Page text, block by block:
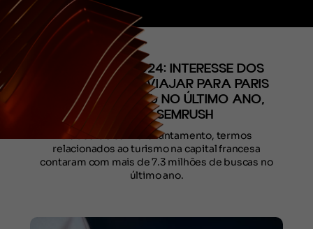
(CONTEÚDO)
OLIMPÍADAS 2024: INTERESSE DOS
BRASILEIROS EM VIAJAR PARA PARIS
AUMENTA 18.73% NO ÚLTIMO ANO,
APONTA SEMRUSH
De acordo com o levantamento, termos
relacionados ao turismo na capital francesa
contaram com mais de 7.3 milhões de buscas no
último ano.